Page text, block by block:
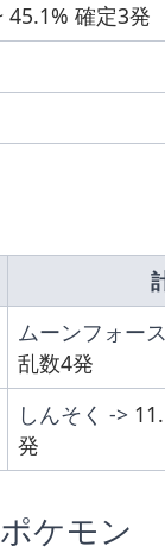
45.1% 確定3発
ムーンフォー
乱数4発
しんそく ->
発
ケモン